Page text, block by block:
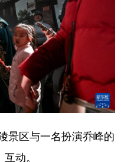
景区与一名扮演乔峰的
动。